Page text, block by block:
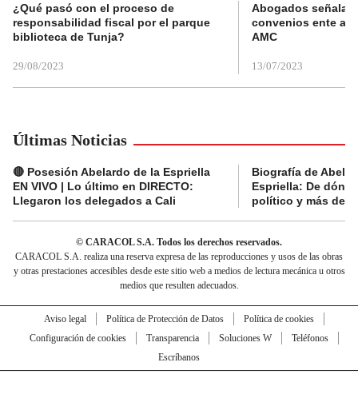
¿Qué pasó con el proceso de
responsabilidad fiscal por el parque
biblioteca de Tunja?
29/08/2023
Abogados
convenios ente
AMC
13/07/2023
Últimas Noticias
🔴 Posesión Abelardo de la Espriella
EN VIVO | Lo último en DIRECTO:
Llegaron los delegados a Cali
Biografía de
Espriella: De
político y más del
© CARACOL S.A. Todos los derechos reservados.
CARACOL S.A. realiza una reserva expresa de las reproducciones y usos de las obras
y otras prestaciones accesibles desde este sitio web a medios de lectura mecánica u otros
medios que resulten adecuados.
Aviso legal Política de Protección de Datos
Política de cookies
Configuración de cookies
Transparencia Soluciones W
Teléfonos
Escríbanos